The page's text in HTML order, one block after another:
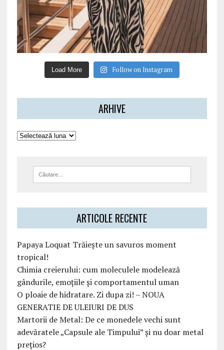
Load More Follow on Instagram
ARHIVE
ARTICOLE RECENTE
Papaya Loquat Trăiește un savuros moment
tropical!
Chimia creierului: cum moleculele modelează
gândurile, emoțiile și comportamentul uman
O ploaie de hidratare. Zi dupa zi! – NOUA
GENERATIE DE ULEIURI DE DUS
Martorii de Metal: De ce monedele vechi sunt
adevăratele „Capsule ale Timpului” și nu doar metal
prețios?